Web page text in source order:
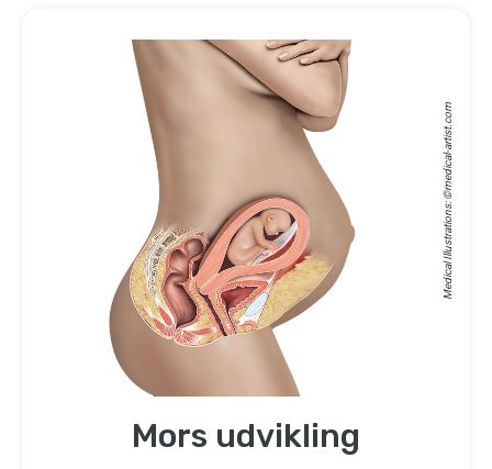
Medical Illustrations: ©
medical-artist.com
Mors udvikling